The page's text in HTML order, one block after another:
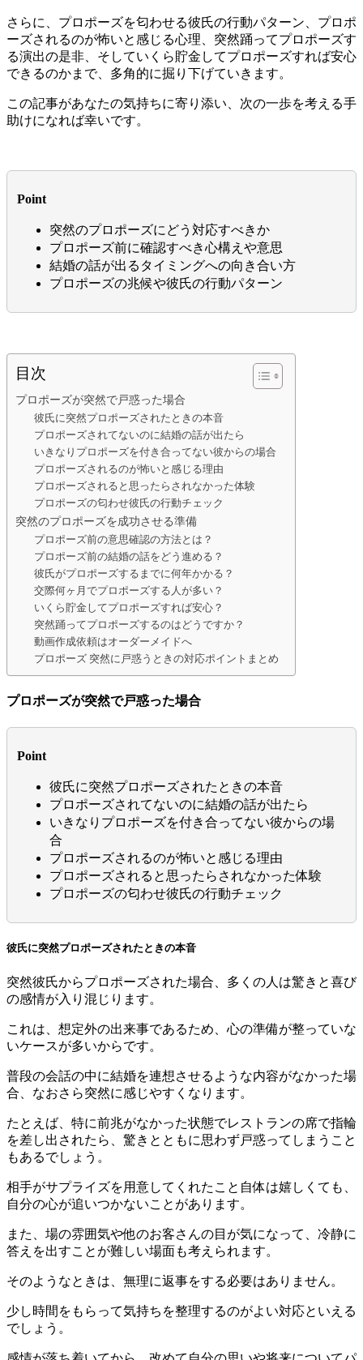
さらに、プロポーズを匂わせる彼氏の行動パターン、プロポ
ーズされるのが怖いと感じる心理、突然踊ってプロポーズす
る演出の是非、そしていくら貯金してプロポーズすれば安心
できるのかまで、多角的に掘り下げていきます。
この記事があなたの気持ちに寄り添い、次の一歩を考える手
助けになれば幸いです。
Point
突然のプロポーズにどう対応すべきか
プロポーズ前に確認すべき心構えや意思
結婚の話が出るタイミングへの向き合い方
プロポーズの兆候や彼氏の行動パターン
目次
プロポーズが突然で戸惑った場合
彼氏に突然プロポーズされたときの本音
プロポーズされてないのに結婚の話が出たら
いきなりプロポーズを付き合ってない彼からの場合
プロポーズされるのが怖いと感じる理由
プロポーズされると思ったらされなかった体験
プロポーズの匂わせ彼氏の行動チェック
突然のプロポーズを成功させる準備
プロポーズ前の意思確認の方法とは？
プロポーズ前の結婚の話をどう進める？
彼氏がプロポーズするまでに何年かかる？
交際何ヶ月でプロポーズする人が多い？
いくら貯金してプロポーズすれば安心？
突然踊ってプロポーズするのはどうですか？
動画作成依頼はオーダーメイドへ
プロポーズ 突然に戸惑うときの対応ポイントまとめ
プロポーズが突然で戸惑った場合
Point
彼氏に突然プロポーズされたときの本音
プロポーズされてないのに結婚の話が出たら
いきなりプロポーズを付き合ってない彼からの場
合
プロポーズされるのが怖いと感じる理由
プロポーズされると思ったらされなかった体験
プロポーズの匂わせ彼氏の行動チェック
彼氏に突然プロポーズされたときの本音
突然彼氏からプロポーズされた場合、多くの人は驚きと喜び
の感情が入り混じります。
これは、想定外の出来事であるため、心の準備が整っていな
いケースが多いからです。
普段の会話の中に結婚を連想させるような内容がなかった場
合、なおさら突然に感じやすくなります。
たとえば、特に前兆がなかった状態でレストランの席で指輪
を差し出されたら、驚きとともに思わず戸惑ってしまうこと
もあるでしょう。
相手がサプライズを用意してくれたこと自体は嬉しくても、
自分の心が追いつかないことがあります。
また、場の雰囲気や他のお客さんの目が気になって、冷静に
答えを出すことが難しい場面も考えられます。
そのようなときは、無理に返事をする必要はありません。
少し時間をもらって気持ちを整理するのがよい対応といえる
でしょう。